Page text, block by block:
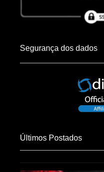
Segurança dos dados
Últimos Postados